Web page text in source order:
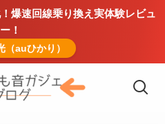
爆速回線乗り換え実体験レビュ
ー！
auひかり）